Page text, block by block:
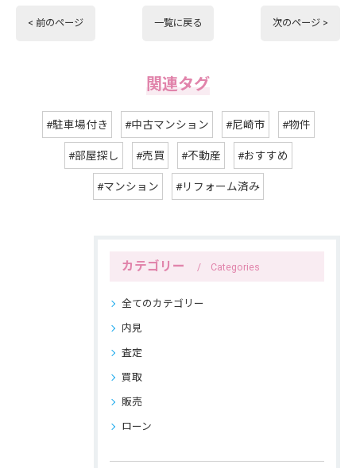
< 前のページ 一覧に戻る 次のページ >
関連タグ
#駐車場付き #中古マンション #尼崎市 #物件
#部屋探し #売買 #不動産 #おすすめ
#マンション #リフォーム済み
カテゴリー Categories
全てのカテゴリー
内見
査定
買取
販売
ローン